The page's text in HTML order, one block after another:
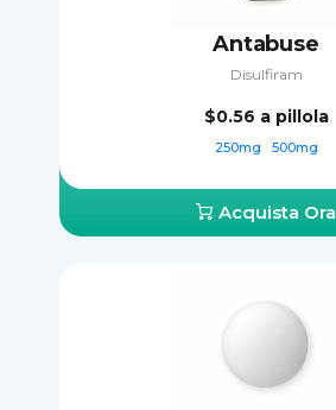
Antabuse
Disulfiram
$0.56 a pillola
250mg 500mg
Acquista Ora